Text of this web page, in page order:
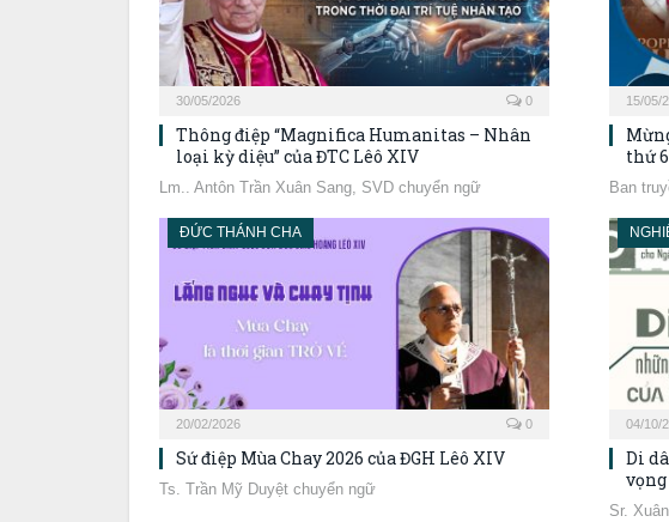
30/05/2026 0
Thông điệp “Magnifica Humanitas – Nhân
loại kỳ diệu” của ĐTC Lêô XIV
Lm.. Antôn Trần Xuân Sang, SVD chuyển ngữ
15/05/
thứ
Ban
ĐỨC THÁNH CHA
20/02/2026 0
Sứ điệp Mùa Chay 2026 của ĐGH Lêô XIV
Ts. Trần Mỹ Duyệt chuyển ngữ
04/10/
Di
vọng
Sr.